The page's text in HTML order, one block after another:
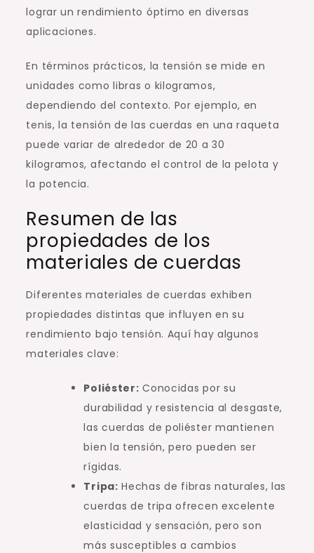
lograr un rendimiento óptimo en diversas
aplicaciones.
En términos prácticos, la tensión se mide en
unidades como libras o kilogramos,
dependiendo del contexto. Por ejemplo, en
tenis, la tensión de las cuerdas en una raqueta
puede variar de alrededor de 20 a 30
kilogramos, afectando el control de la pelota y
la potencia.
Resumen de las
propiedades de los
materiales de cuerdas
Diferentes materiales de cuerdas exhiben
propiedades distintas que influyen en su
rendimiento bajo tensión. Aquí hay algunos
materiales clave:
Poliéster: Conocidas por su
durabilidad y resistencia al desgaste,
las cuerdas de poliéster mantienen
bien la tensión, pero pueden ser
rígidas.
Tripa: Hechas de fibras naturales, las
cuerdas de tripa ofrecen excelente
elasticidad y sensación, pero son
más susceptibles a cambios